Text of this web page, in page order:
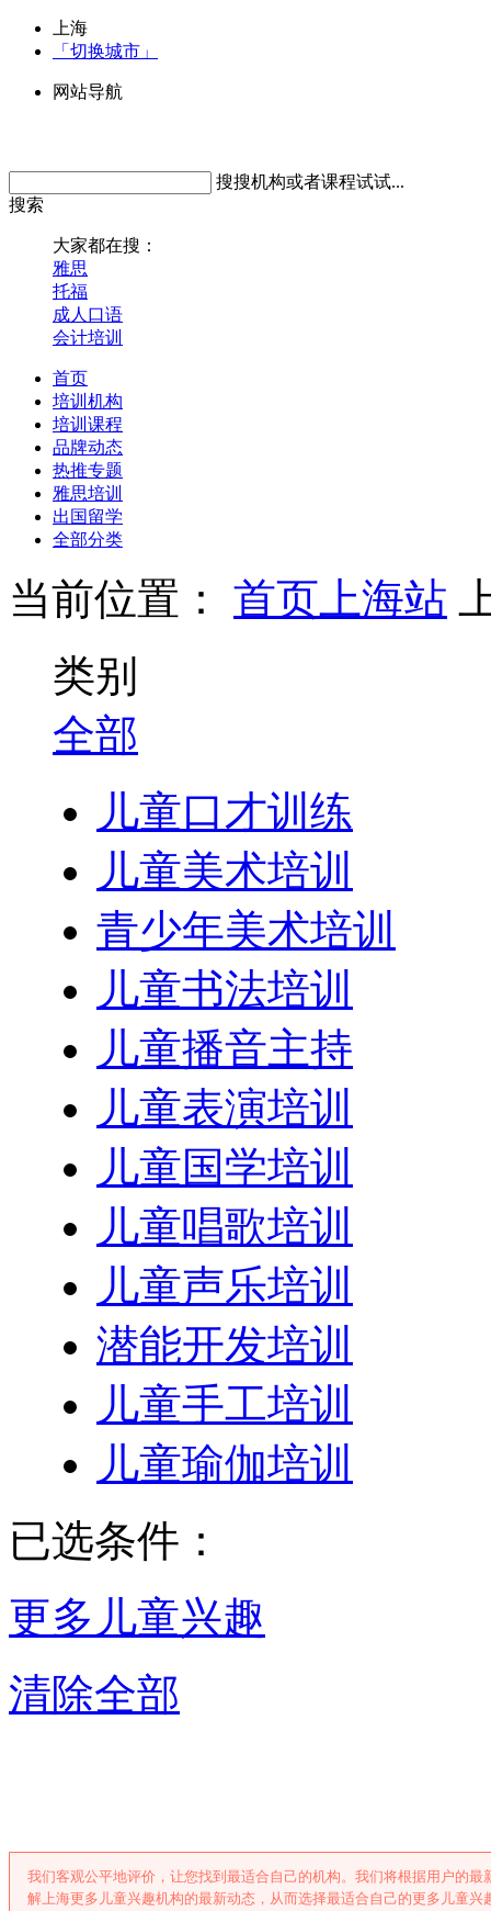
上海
「切换城市」
网站导航
搜搜机构或者课程试试...
搜索
大家都在搜：
雅思
托福
成人口语
会计培训
首页
培训机构
培训课程
品牌动态
热推专题
雅思培训
出国留学
全部分类
当前位置： 首页 上海站
类别
全部
儿童口才训练
儿童美术培训
青少年美术培训
儿童书法培训
儿童播音主持
儿童表演培训
儿童国学培训
儿童唱歌培训
儿童声乐培训
潜能开发培训
儿童手工培训
儿童瑜伽培训
已选条件：
更多儿童兴趣
清除全部
我们客观公平地评价，让您找到最适合自己的机构。我们将根据用户的
解上海更多儿童兴趣机构的最新动态，从而选择最适合自己的更多儿童兴